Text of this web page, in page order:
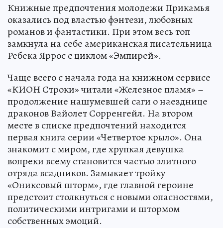
Книжные предпочтения молодежи Прикамья
оказались под властью фэнтези, любовных
романов и фантастики. При этом весь топ
замкнула на себе американская писательница
Ребека Яррос с циклом «Эмпирей».
Чаще всего с начала года на книжном сервисе
«КИОН Строки» читали «Железное пламя» –
продолжение нашумевшей саги о наезднице
драконов Вайолет Сорренгейл. На втором
месте в списке предпочтений находится
первая книга серии «Четвертое крыло». Она
знакомит с миром, где хрупкая девушка
вопреки всему становится частью элитного
отряда всадников. Замыкает тройку
«Ониксовый шторм», где главной героине
предстоит столкнуться с новыми опасностями,
политическими интригами и штормом
собственных эмоций.